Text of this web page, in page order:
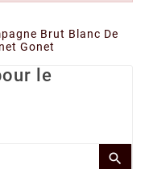
Brut Blanc De
Gonet
le
